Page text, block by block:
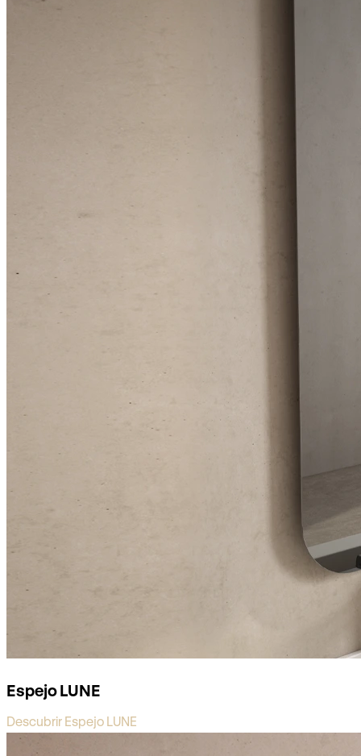
Espejo LUNE
Descubrir Espejo LUNE